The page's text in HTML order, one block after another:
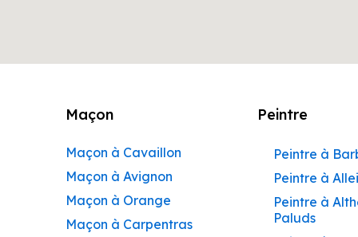
Maçon
Maçon à Cavaillon
Maçon à Avignon
Maçon à Orange
Maçon à Carpentras
Peintre
Peintre à
Peintre à
Peintre à
Paluds